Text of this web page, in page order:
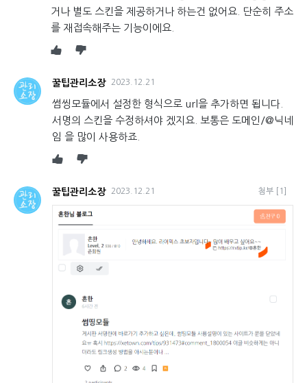
거나 별도 스킨을 제공하거나 하는건 없어요. 단순히 주소
를 재접속해주는 기능이에요.
꿀팁관리소장 2023.12.21
썸씽모듈에서 설정한 형식으로 url을 추가하면 됩니다.
서명의 스킨을 수정하셔야 겠지요. 보통은 도메인/@닉네
임 을 많이 사용하죠.
꿀팁관리소장 2023.12.21 첨부 [1]